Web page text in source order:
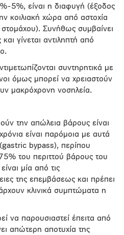
5%, είναι η διαφυγή (έξοδος
κοιλιακή χώρα από αστοχία
Συνήθως συμβαίνει
γίνεται αντιληπτή από
συντηρητικά με
όμως μπορεί να χρειαστούν
μακρόχρονη νοσηλεία.
την απώλεια βάρους είναι
είναι παρόμοια με αυτά
bypass), περίπου
του περιττού βάρους του
μία από τις
της επεμβάσεως και πρέπει
κλινικά συμπτώματα η
να παρουσιαστεί έπειτα από
απώτερη αποτυχία της